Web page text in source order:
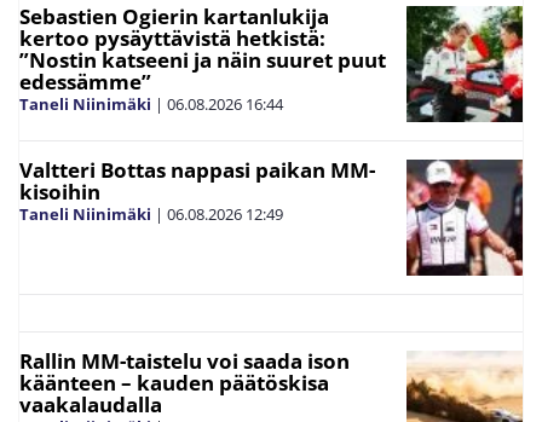
Sebastien Ogierin kartanlukija
kertoo pysäyttävistä hetkistä:
”Nostin katseeni ja näin suuret puut
edessämme”
Taneli Niinimäki | 06.08.2026 16:44
Valtteri Bottas nappasi paikan MM-
kisoihin
Taneli Niinimäki | 06.08.2026 12:49
Rallin MM-taistelu voi saada ison
käänteen – kauden päätöskisa
vaakalaudalla